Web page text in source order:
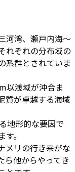
河湾、瀬戸内海～
れぞれの分布域の
系群とされていま
以浅域が沖合ま
質が卓越する海域
地形的な要因で
。
メリの行き来がな
ら他からやってき